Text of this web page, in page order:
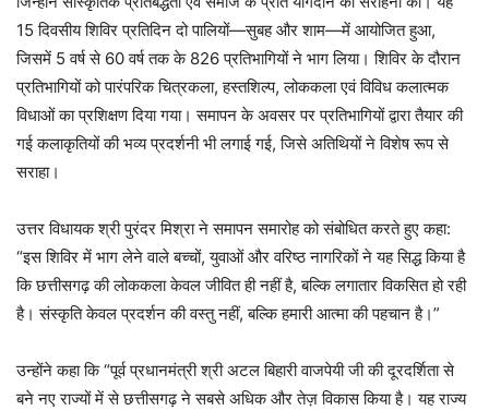
15 दिवसीय शिविर प्रतिदिन दो पालियों—सुबह और शाम—में आयोजित हुआ,
जिसमें 5 वर्ष से 60 वर्ष तक के 826 प्रतिभागियों ने भाग लिया। शिविर के दौरान
प्रतिभागियों को पारंपरिक चित्रकला, हस्तशिल्प, लोककला एवं विविध कलात्मक
विधाओं का प्रशिक्षण दिया गया। समापन के अवसर पर प्रतिभागियों द्वारा तैयार की
गई कलाकृतियों की भव्य प्रदर्शनी भी लगाई गई, जिसे अतिथियों ने विशेष रूप से
सराहा।
उत्तर विधायक श्री पुरंदर मिश्रा ने समापन समारोह को संबोधित करते हुए कहा:
“इस शिविर में भाग लेने वाले बच्चों, युवाओं और वरिष्ठ नागरिकों ने यह सिद्ध किया है
कि छत्तीसगढ़ की लोककला केवल जीवित ही नहीं है, बल्कि लगातार विकसित हो रही
है। संस्कृति केवल प्रदर्शन की वस्तु नहीं, बल्कि हमारी आत्मा की पहचान है।”
उन्होंने कहा कि “पूर्व प्रधानमंत्री श्री अटल बिहारी वाजपेयी जी की दूरदर्शिता से
बने नए राज्यों में से छत्तीसगढ़ ने सबसे अधिक और तेज़ विकास किया है। यह राज्य